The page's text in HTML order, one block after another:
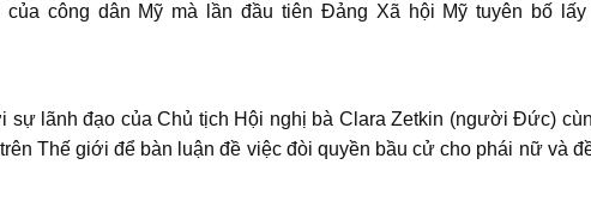
công dân Mỹ mà lần đầu tiên Đảng Xã hội Mỹ tuyên bố lấy
lãnh đạo của Chủ tịch Hội nghị bà Clara Zetkin (người Đức)
Thế giới để bàn luận đề việc đòi quyền bầu cử cho phái nữ và